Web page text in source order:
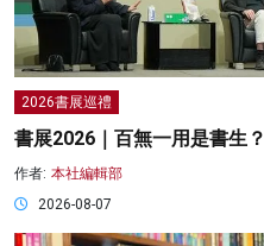
2026書展巡禮
書展2026｜百無一用是書生？
作者: 本社編輯部
2026-08-07